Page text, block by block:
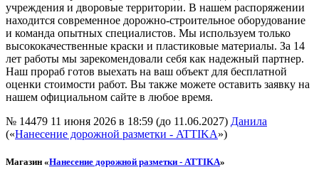
учреждения и дворовые территории. В нашем распоряжении
находится современное дорожно-строительное оборудование
и команда опытных специалистов. Мы используем только
высококачественные краски и пластиковые материалы. За 14
лет работы мы зарекомендовали себя как надежный партнер.
Наш прораб готов выехать на ваш объект для бесплатной
оценки стоимости работ. Вы также можете оставить заявку на
нашем официальном сайте в любое время.
№ 14479 11 июня 2026 в 18:59 (до 11.06.2027) Данила
(«Нанесение дорожной разметки - ATTIKA»)
Магазин «Нанесение дорожной разметки - ATTIKA»